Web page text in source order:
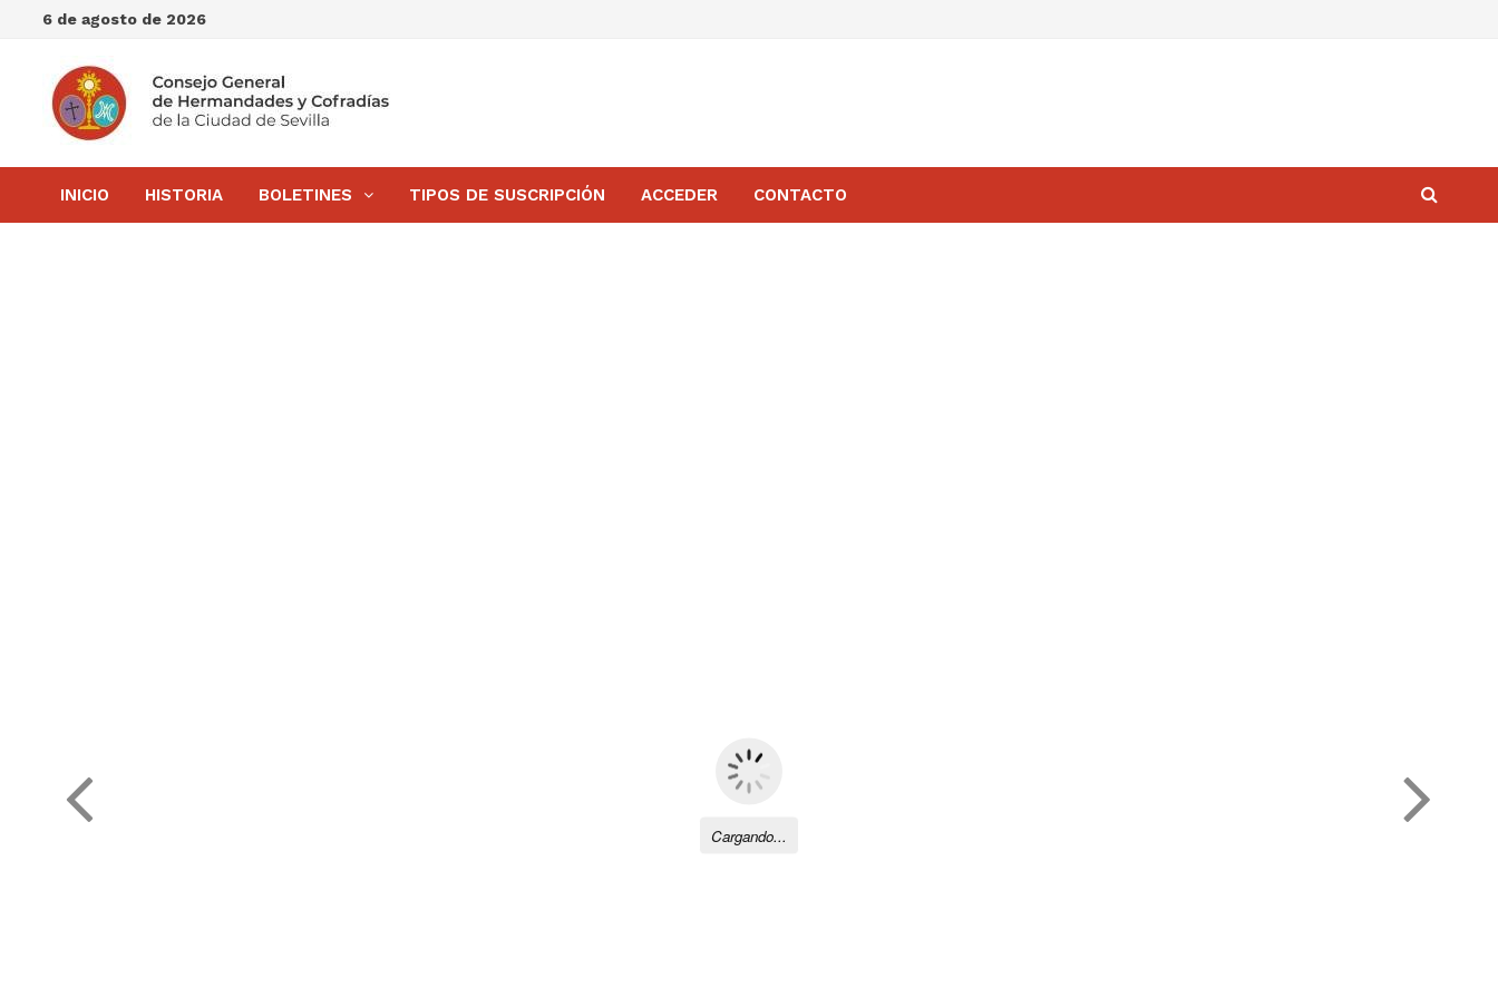
Saltar
contenido
6 de agosto de 2026
INICIO HISTORIA BOLETINES TIPOS DE SUSCRIPCIÓN ACCEDER CONTACTO